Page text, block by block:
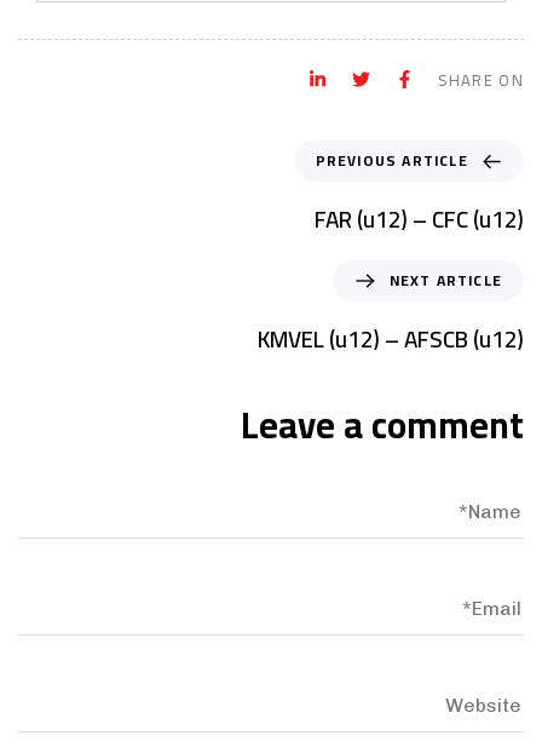
SHARE ON
PREVIOUS ARTICLE
FAR (u12) – CFC (u12)
NEXT ARTICLE
KMVEL (u12) – AFSCB (u12)
Leave a comment